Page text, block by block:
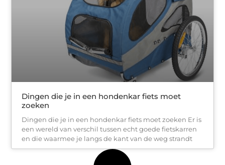
Dingen die je in een hondenkar fiets moet
zoeken
Dingen die je in een hondenkar fiets moet zoeken Er is
een wereld van verschil tussen echt goede fietskarren
en die waarmee je langs de kant van de weg strandt